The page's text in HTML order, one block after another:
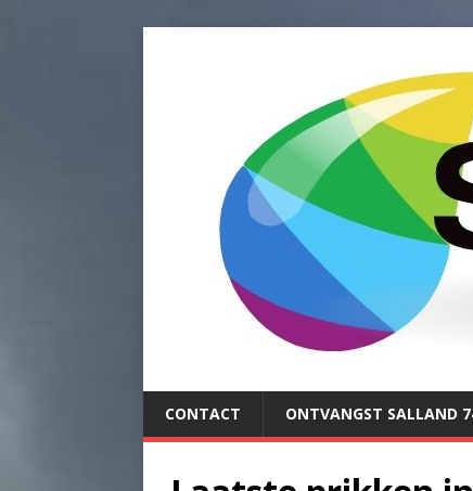
CONTACT ONTVANGST SALLAND